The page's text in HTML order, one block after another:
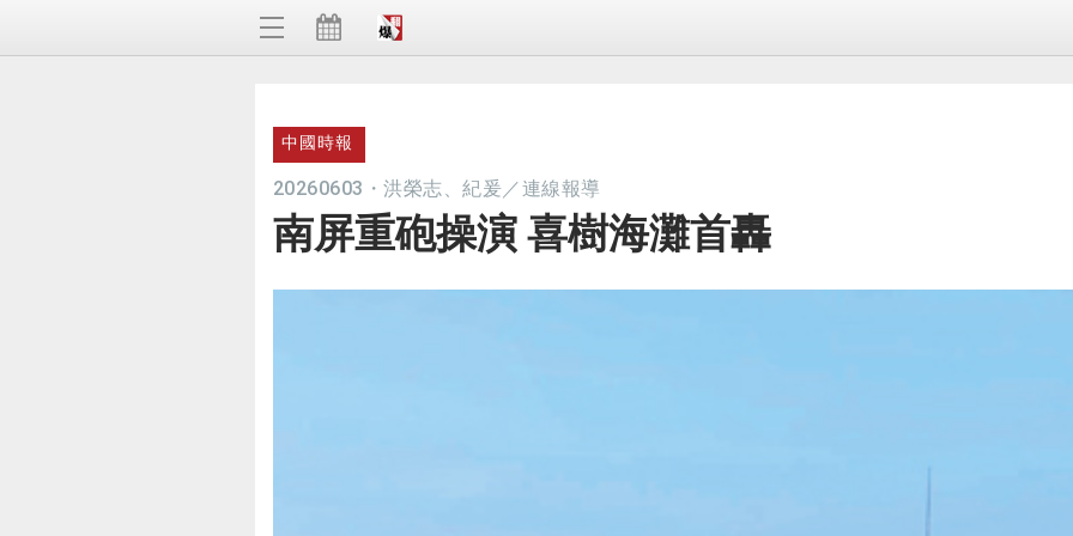
中國時報
20260603 ・ 洪榮志、紀爰／連線報導
南屏重砲操演 喜樹海灘首轟